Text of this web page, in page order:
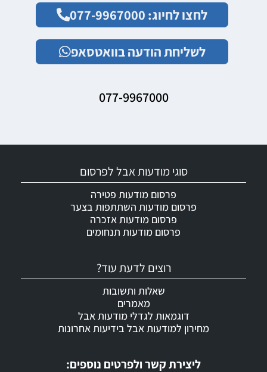
לחצו לחיוג: 077-9967000
לשליחת הודעה בוואטסאפ
077-9967000
ליצירת קשר ולפרטים נוספים:
רוצים לדעת עוד?
שאלות ותשובות
מאמרים
דוגמאות לגדלי מודעות אבל
מחירון למודעות אבל בידיעות אחרונות
סוגי מודעות אבל לפרסום
פרסום מודעות פטירה
פרסום מודעות השתתפות בצער
פרסום מודעות אזכרה
פרסום מודעות תנחומים